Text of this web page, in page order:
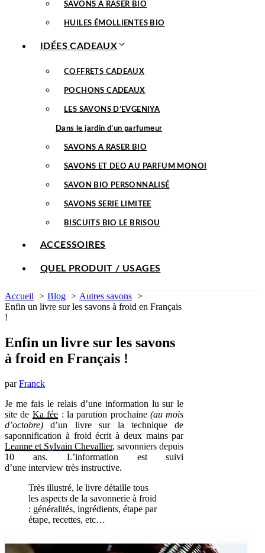
SAVONS A RASER BIO
HUILES ÉMOLLIENTES BIO
IDÉES CADEAUX
COFFRETS CADEAUX
POCHONS CADEAUX
LES SAVONS D’EVGENIYA
Dans le jardin d’un parfumeur
SAVONS A RASER BIO
SAVONS ET DEO AU PARFUM MONOI
SAVON BIO PERSONNALISÉ
SAVONS SERIE LIMITEE
BISCUITS BIO LE BRISOU
ACCESSOIRES
QUEL PRODUIT / USAGES
Accueil Blog
Autres savons
Enfin un livre sur les savons à froid en Français
!
Enfin un livre sur les savons
à froid en Français !
parFranck
Je me fais le relais d’une information lu sur le
site de Ka fée : la parution prochaine(au mois
d’octobre) d’un livre sur la technique de
saponnification à froid écrit à deux mains par
Leanne et Sylvain Chevallier, savonniers depuis
10 ans. L’information est suivi
d’une interview très instructive.
Très illustré, le livre détaille tous
les aspects de la savonnerie à froid
: généralités, ingrédients, étape par
étape, recettes, etc…